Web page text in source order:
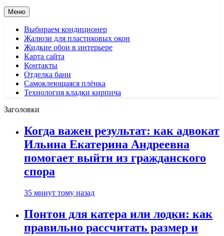
Меню
Выбираем кондиционер
Жалюзи для пластиковых окон
Жидкие обои в интерьере
Карта сайта
Контакты
Отделка бани
Самоклеющаяся плёнка
Технология кладки кирпича
Заголовки
Когда важен результат: как адвокат
Ильина Екатерина Андреевна
помогает выйти из гражданского
спора
35 минут тому назад
Понтон для катера или лодки: как
правильно рассчитать размер и